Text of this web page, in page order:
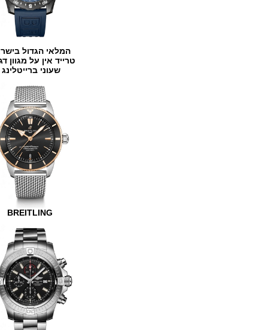
המלאי הגדול בישראל
טרייד אין על מגוון דגמים
שעוני ברייטלינג
BREITLING